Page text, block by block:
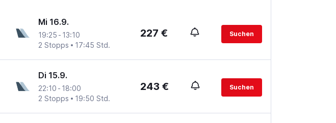
Mi 16.9.
19:25 - 13:10
2 Stopps
17:45 Std.
227 € Suchen
Di 15.9.
22:10 - 18:00
2 Stopps
19:50 Std.
243 € Suchen